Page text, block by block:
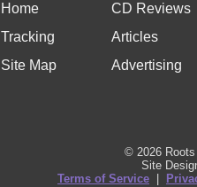
Home
CD Reviews
Tracking
Articles
Site Map
Advertising
© 2026
Site
Terms of Service